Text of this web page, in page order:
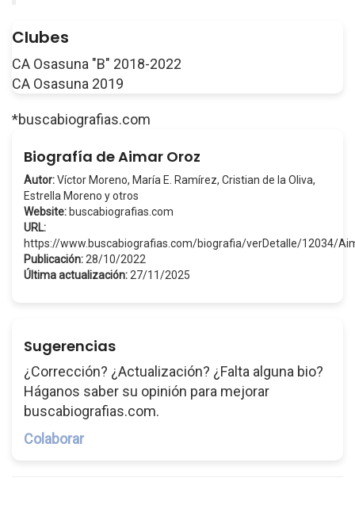
Clubes
CA Osasuna "B" 2018-2022
CA Osasuna 2019
*buscabiografias.com
Biografía de Aimar Oroz
Autor:Víctor Moreno, María E. Ramírez, Cristian de la Oliva,
Estrella Moreno y otros
Website: buscabiografias.com
URL:
https://www.buscabiografias.com/biografia/verDetalle/12034/
Publicación: 28/10/2022
Última actualización: 27/11/2025
Sugerencias
¿Corrección? ¿Actualización? ¿Falta alguna bio?
Háganos saber su opinión para mejorar
buscabiografias.com.
Colaborar